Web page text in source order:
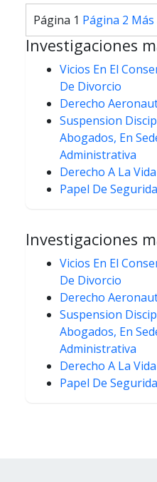
Paginación
de
entradas
Página 1 Página 2
Investigaciones
Vicios En El
De Divorcio
Derecho
Suspension
Abogados, En
Administrativa
Derecho A La Vida
Papel De
Investigaciones
Vicios En El
De Divorcio
Derecho
Suspension
Abogados, En
Administrativa
Derecho A La Vida
Papel De